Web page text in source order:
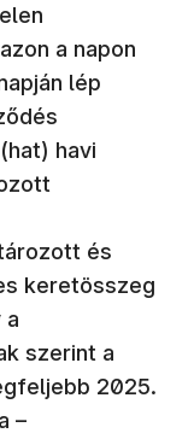
a napon
lép
havi
és
keretösszeg
a
szerint a
2025.
–